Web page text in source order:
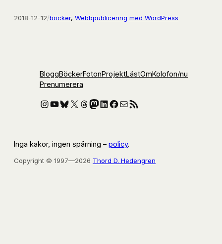
2018-12-12/böcker, Webbpublicering med WordPress
BloggBöckerFotonProjektLästOmKolofon/nu
Prenumerera
Instagram
YouTube
Bluesky
X Threads
Mastodon
LinkedIn
Facebook
E-postRSS-flöde
Inga kakor, ingen spårning – policy.
Copyright © 1997—2026 Thord D. Hedengren